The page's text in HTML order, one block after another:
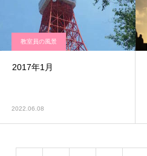
教室員の風景
2017年1月
2022.06.08